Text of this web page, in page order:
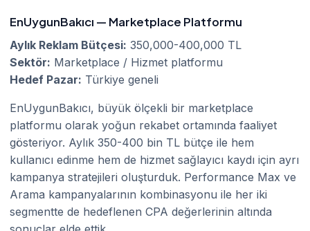
EnUygunBakıcı — Marketplace Platformu
Aylık Reklam Bütçesi: 350,000-400,000 TL
Sektör: Marketplace / Hizmet platformu
Hedef Pazar: Türkiye geneli
EnUygunBakıcı, büyük ölçekli bir marketplace
platformu olarak yoğun rekabet ortamında faaliyet
gösteriyor. Aylık 350-400 bin TL bütçe ile hem
kullanıcı edinme hem de hizmet sağlayıcı kaydı için ayrı
kampanya stratejileri oluşturduk. Performance Max ve
Arama kampanyalarının kombinasyonu ile her iki
segmentte de hedeflenen CPA değerlerinin altında